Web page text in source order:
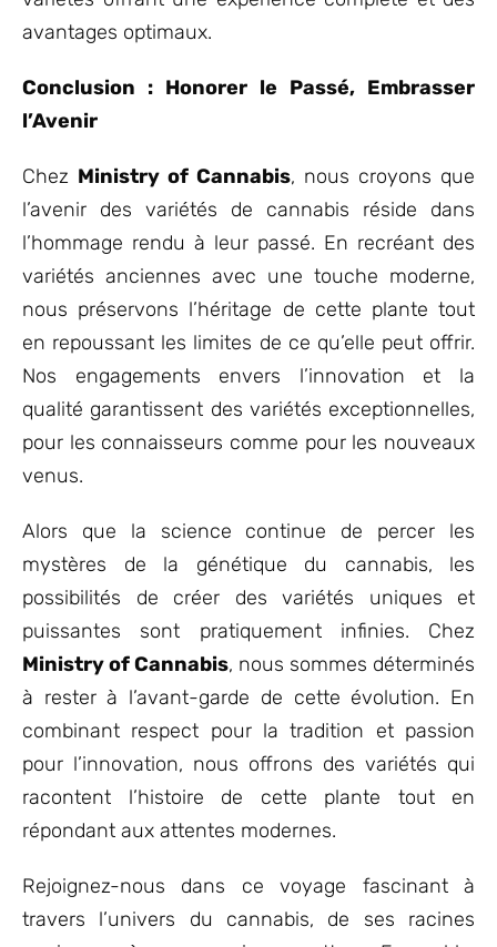
avantages optimaux.
Conclusion : Honorer le Passé, Embrasser
l’Avenir
Chez Ministry of Cannabis, nous croyons que
l’avenir des variétés de cannabis réside dans
l’hommage rendu à leur passé. En recréant des
variétés anciennes avec une touche moderne,
nous préservons l’héritage de cette plante tout
en repoussant les limites de ce qu’elle peut offrir.
Nos engagements envers l’innovation et la
qualité garantissent des variétés exceptionnelles,
pour les connaisseurs comme pour les nouveaux
venus.
Alors que la science continue de percer les
mystères de la génétique du cannabis, les
possibilités de créer des variétés uniques et
puissantes sont pratiquement infinies. Chez
Ministry of Cannabis, nous sommes déterminés
à rester à l’avant-garde de cette évolution. En
combinant respect pour la tradition et passion
pour l’innovation, nous offrons des variétés qui
racontent l’histoire de cette plante tout en
répondant aux attentes modernes.
Rejoignez-nous dans ce voyage fascinant à
travers l’univers du cannabis, de ses racines